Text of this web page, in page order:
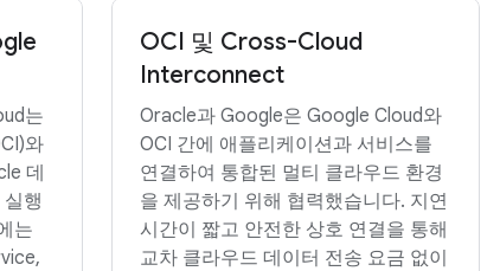
는
와
데
행
는
OCI 및 Cross-Cloud
Interconnect
Oracle과 Google은 Google Cloud와
OCI 간에 애플리케이션과 서비스를
연결하여 통합된 멀티 클라우드 환경
을 제공하기 위해 협력했습니다. 지연
시간이 짧고 안전한 상호 연결을 통해
교차 클라우드 데이터 전송 요금 없이